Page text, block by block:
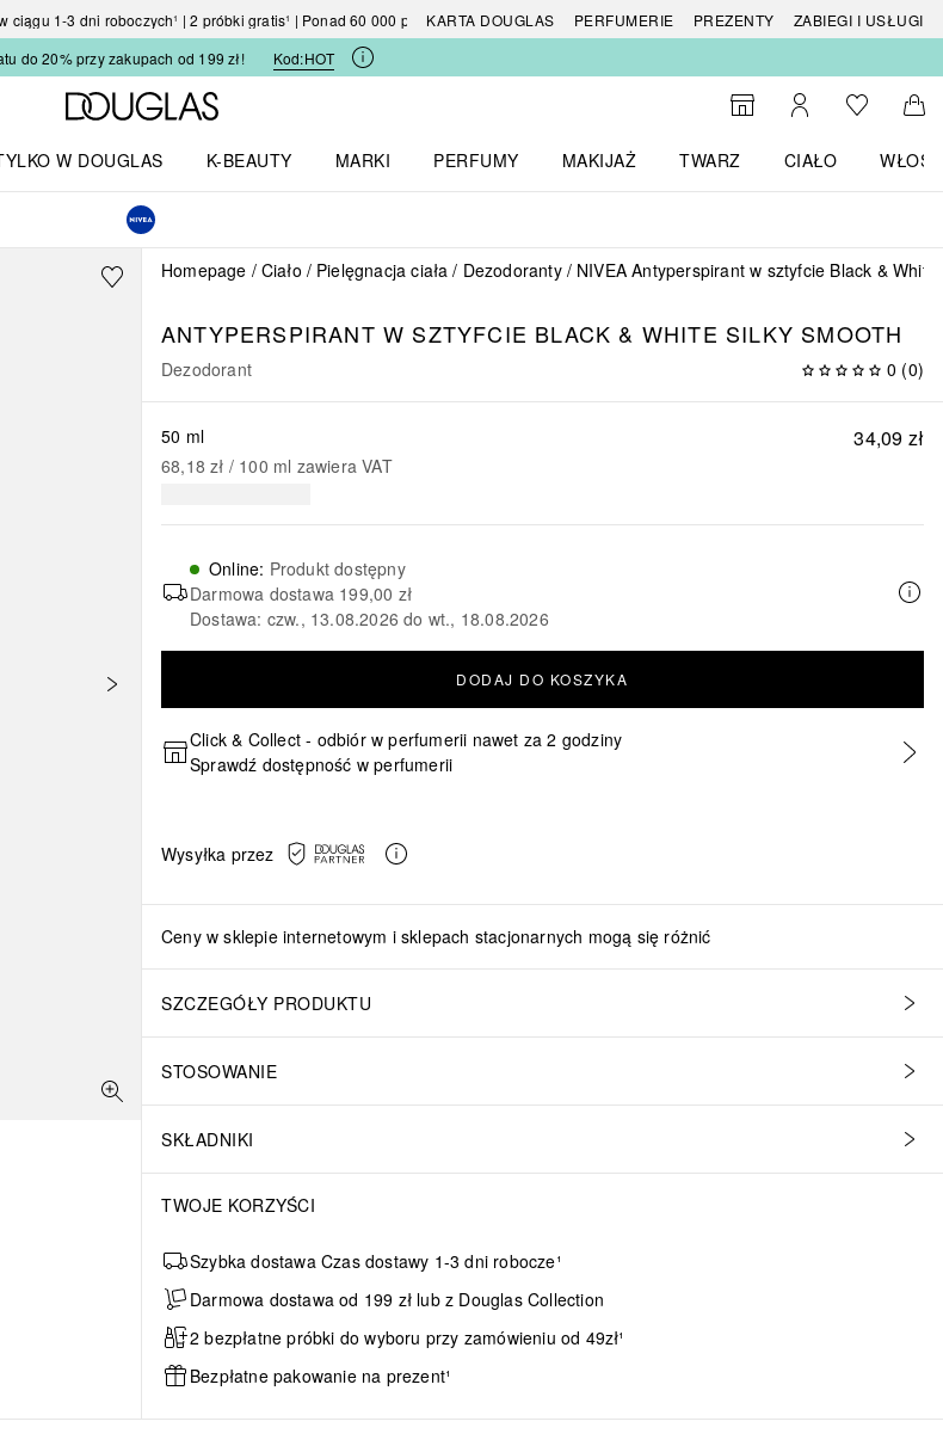
1-3 dni roboczych¹ | 2 próbki gratis¹ | Ponad 60 000 produktówKARTA DOUGLAS PERFUMERIE PREZENTY
ZABIEGI I USŁUGI
do 20% przy zakupach od 199 zł!
Kod:HOT
Strona główna Douglas
Do wyszukiwarki
Moje kontoDo listyDo
W DOUGLAS
K-BEAUTY
MARKI
PERFUMY
MAKIJAŻ
TWARZ
CIAŁO
WŁOSY
Homepage Ciało Pielęgnacja ciała Dezodoranty NIVEA Antyperspirant w sztyfcie Black &
ANTYPERSPIRANT W SZTYFCIE BLACK & WHITE SILKY SMOOTH
Dezodorant 0 (0)
34,09 zł
50 ml
68,18 zł / 100 ml zawiera VAT
Online: Produkt dostępny
Darmowa dostawa 199,00 zł
Dostawa: czw., 13.08.2026 do wt., 18.08.2026
DODAJ DO KOSZYKA
Click & Collect - odbiór w perfumerii nawet za 2 godziny
Sprawdź dostępność w perfumerii
Wysyłka przez
Ceny w sklepie internetowym i sklepach stacjonarnych mogą się różnić
SZCZEGÓŁY PRODUKTU
STOSOWANIE
SKŁADNIKI
TWOJE KORZYŚCI
Szybka dostawa Czas dostawy 1-3 dni robocze¹
Darmowa dostawa od 199 zł lub z Douglas Collection
2 bezpłatne próbki do wyboru przy zamówieniu od 49zł¹
Bezpłatne pakowanie na prezent¹